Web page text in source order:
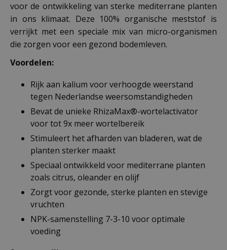
voor de ontwikkeling van sterke mediterrane planten
in ons klimaat. Deze 100% organische meststof is
verrijkt met een speciale mix van micro-organismen
die zorgen voor een gezond bodemleven.
Voordelen:
Rijk aan kalium voor verhoogde weerstand
tegen Nederlandse weersomstandigheden
Bevat de unieke RhizaMax®-wortelactivator
voor tot 9x meer wortelbereik
Stimuleert het afharden van bladeren, wat de
planten sterker maakt
Speciaal ontwikkeld voor mediterrane planten
zoals citrus, oleander en olijf
Zorgt voor gezonde, sterke planten en stevige
vruchten
NPK-samenstelling 7-3-10 voor optimale
voeding